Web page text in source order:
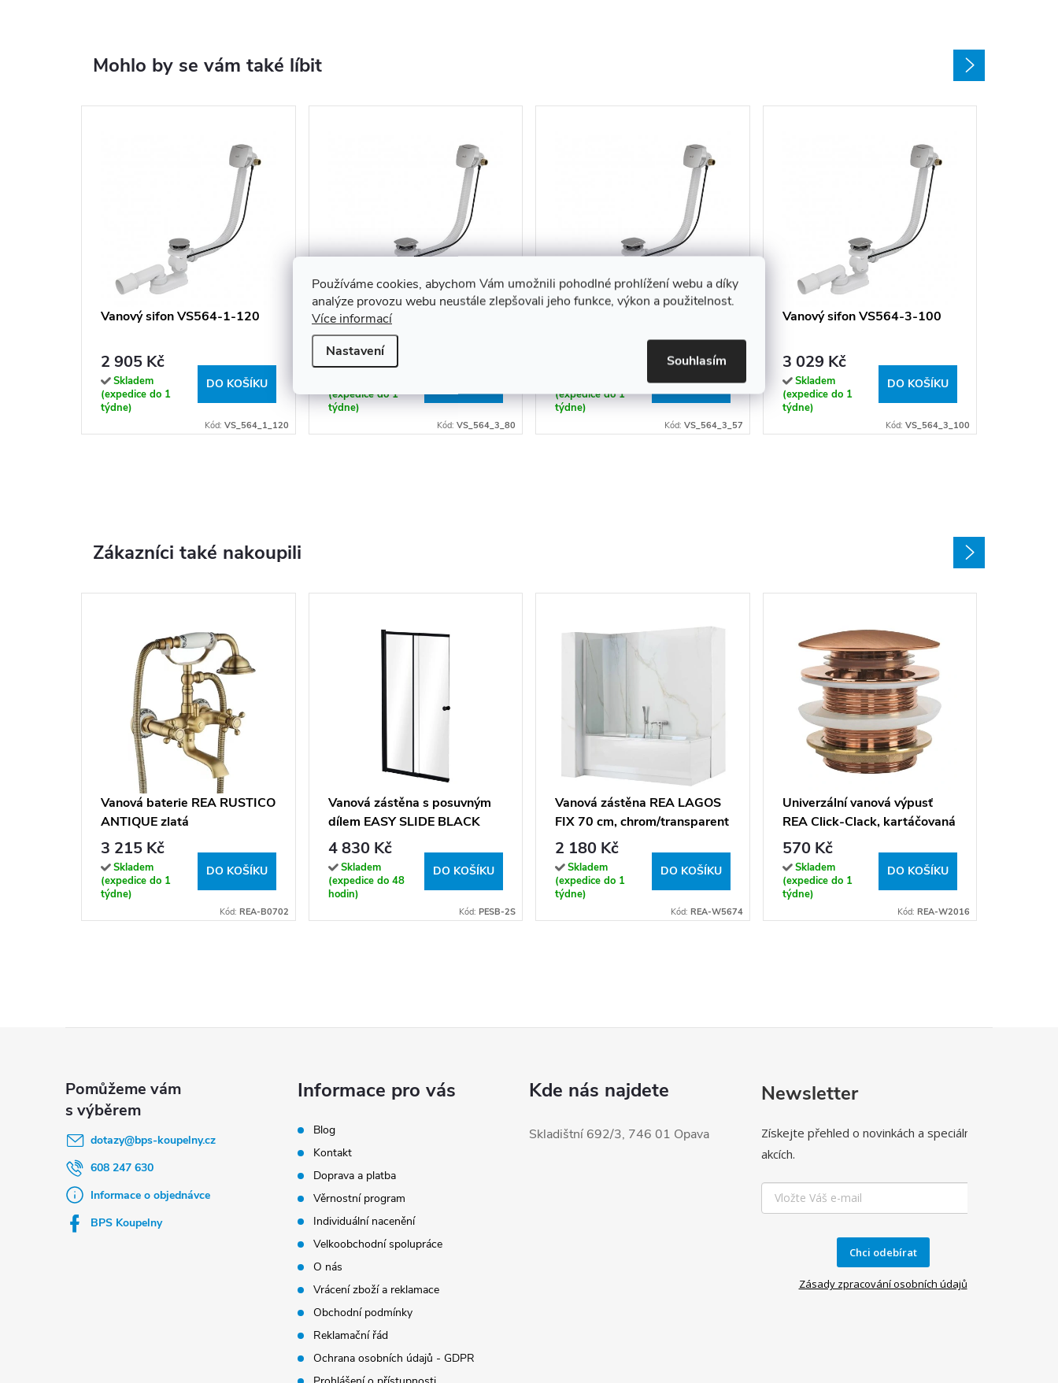
Používáme cookies, abychom Vám umožnili pohodlné prohlížení webu a díky
analýze provozu webu neustále zlepšovali jeho funkce, výkon a použitelnost.
Více informací
Nastavení
Souhlasím
Mohlo by se vám také líbit
Vanový sifon VS564-1-120
2 905 Kč
Skladem
(expedice do 1
týdne)
DO KOŠÍKU
Kód: VS_564_1_120
Vanový sifon VS564-3-80
2 982 Kč
(expedice do 1
týdne)
Kód: VS_564_3_80
(expedice do 1
týdne)
DO KOŠÍKU
Kód: VS_564_3_57
Vanový sifon VS564-3-100
3 029 Kč
Skladem
(expedice do 1
týdne)
DO KOŠÍKU
Kód: VS_564_3_100
Zákazníci také nakoupili
Vanová baterie REA RUSTICO
ANTIQUE zlatá
3 215 Kč
Skladem
(expedice do 1
týdne)
DO KOŠÍKU
Kód: REA-B0702
Vanová zástěna s posuvným
dílem EASY SLIDE BLACK
100150 (100x150 cm |
Transparent)
4 830 Kč
Skladem
(expedice do 48
hodin)
DO KOŠÍKU
Kód: PESB-2S
Vanová zástěna REA LAGOS
FIX 70 cm, chrom/transparent
2 180 Kč
Skladem
(expedice do 1
týdne)
DO KOŠÍKU
Kód: REA-W5674
Univerzální vanová výpusť
REA Click-Clack, kartáčovaná
měď
570 Kč
Skladem
(expedice do 1
týdne)
DO KOŠÍKU
Kód: REA-W2016
dotazy@bps-koupelny.cz
608 247 630
Informace o objednávce
BPS Koupelny
Informace pro vás
Blog
Kontakt
Doprava a platba
Věrnostní program
Individuální nacenění
Velkoobchodní spolupráce
O nás
Vrácení zboží a reklamace
Obchodní podmínky
Reklamační řád
Ochrana osobních údajů - GDPR
Kde nás najdete
Skladištní 692/3, 746 01 Opava
Newsletter
Získejte přehled o novinkách a speciálních
akcích.
Chci odebírat
Zásady zpracování osobních údajů